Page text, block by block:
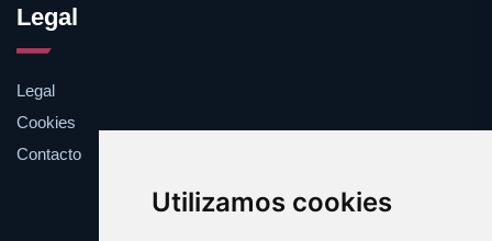
Utilizamos cookies
Legal
Legal
Cookies
Contacto